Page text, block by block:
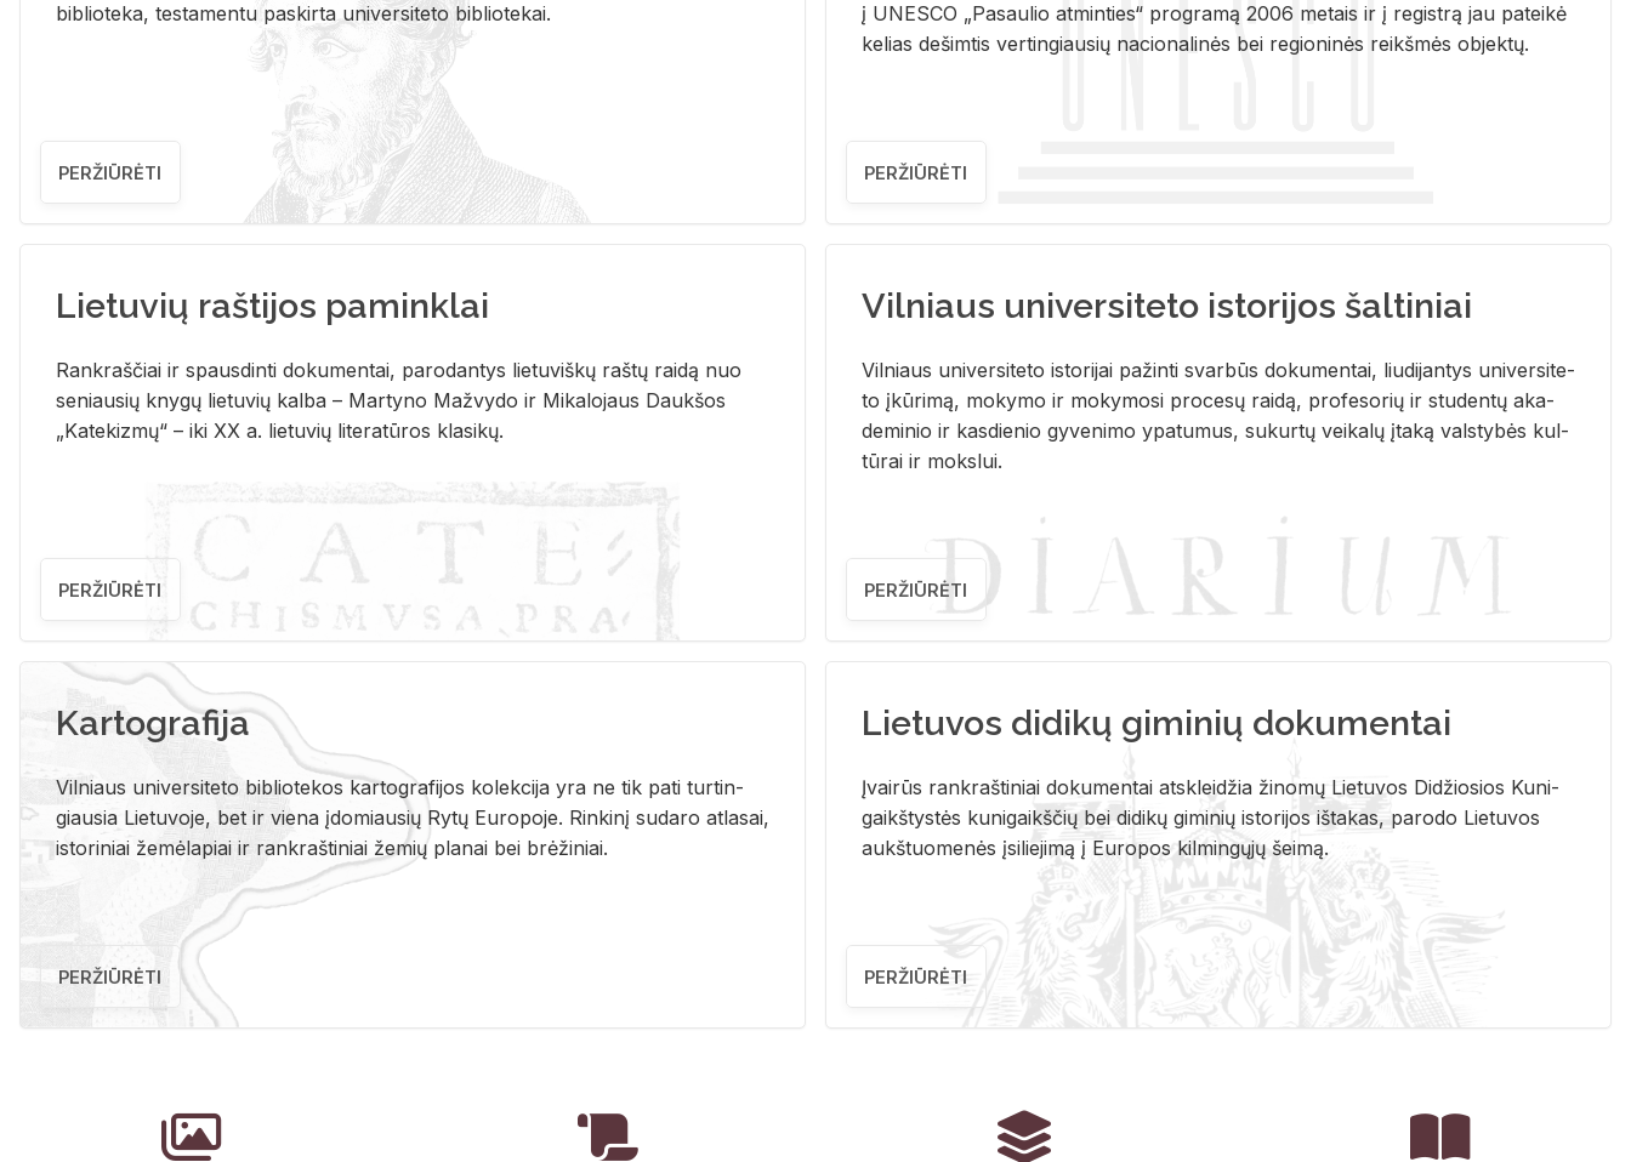
bi­b­lio­te­ka, te­sta­men­tu pa­skir­ta uni­ver­si­te­to bi­b­lio­te­kai.
PERŽIŪRĖTI
į UNESCO „Pasaulio atminties“ programą 2006 metais ir į registrą jau pateikė
kelias dešimtis vertingiausių nacionalinės bei regioninės reikšmės objektų.
PERŽIŪRĖTI
Lietuvių raštijos paminklai
Rank­raš­čiai ir spaus­din­ti do­ku­men­tai, pa­ro­dan­tys lie­tu­viš­kų raš­tų rai­dą nuo
se­niau­sių kny­gų lie­tu­vių kal­ba – Mar­ty­no Ma­žvy­do ir Mi­ka­lo­jaus Dauk­šos
„Ka­te­kiz­mų“ – iki XX a. lie­tu­vių li­te­ra­tū­ros kla­si­kų.
PERŽIŪRĖTI
Vilniaus universiteto istorijos šaltiniai
Vil­niaus uni­ver­si­te­to is­to­ri­jai pa­žin­ti svar­būs do­ku­men­tai, liu­di­jan­tys uni­ver­si­te­
to įkū­ri­mą, mo­ky­mo ir mo­ky­mo­si pro­ce­sų rai­dą, pro­fe­so­rių ir stu­den­tų aka­
de­mi­nio ir kas­die­nio gy­ve­ni­mo ypa­tu­mus, su­kur­tų vei­ka­lų įta­ką vals­ty­bės kul­
tū­rai ir moks­lui.
PERŽIŪRĖTI
Kartografija
Vil­niaus uni­ver­si­te­to bi­b­lio­te­kos kar­to­gra­fi­jos ko­lek­ci­ja yra ne tik pati tur­tin­
giau­sia Lie­tu­vo­je, bet ir vie­na įdo­miau­sių Rytų Eu­ro­po­je. Rin­ki­nį su­da­ro at­la­sai,
is­to­ri­niai že­mė­la­piai ir rank­raš­ti­niai že­mių pla­nai bei brė­ži­niai.
PERŽIŪRĖTI
Lietuvos didikų giminių dokumentai
Įvai­rūs rank­raš­ti­niai do­ku­men­tai at­sklei­džia ži­no­mų Lie­tu­vos Di­džio­sios Ku­ni­
gaikš­tys­tės ku­ni­gaikš­čių bei di­di­kų gi­mi­nių is­to­ri­jos iš­ta­kas, pa­ro­do Lie­tu­vos
aukš­tuo­me­nės įsi­lie­ji­mą į Eu­ro­pos kil­min­gų­jų šei­mą.
PERŽIŪRĖTI